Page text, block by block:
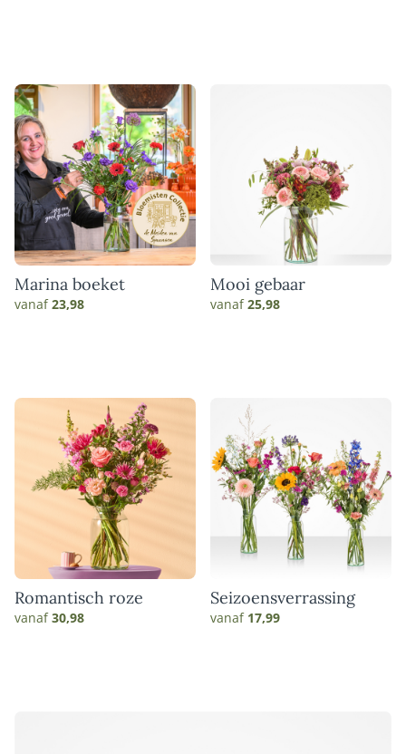
Marina boeket
vanaf23,98
Mooi gebaar
vanaf25,98
Romantisch roze
vanaf30,98
Seizoensverrassing
vanaf 17,99